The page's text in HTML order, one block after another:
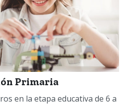
Primaria
en la etapa educativa de 6 a